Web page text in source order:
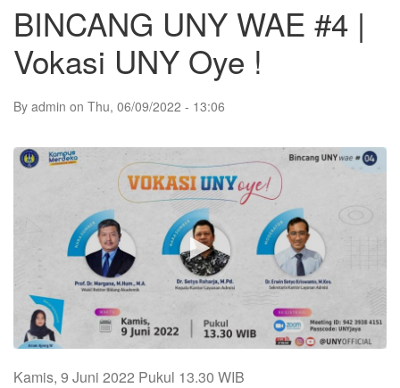
BINCANG UNY WAE #4 |
Vokasi UNY Oye !
By admin on Thu, 06/09/2022 - 13:06
Kamis, 9 Juni 2022 Pukul 13.30 WIB